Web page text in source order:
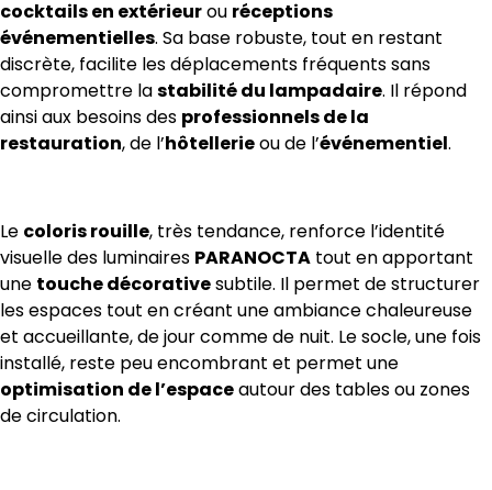
cocktails en extérieurou réceptions
événementielles. Sa base robuste, tout en restant
discrète, facilite les déplacements fréquents sans
compromettre lastabilité du lampadaire. Il répond
ainsi aux besoins des professionnels de la
restauration, de l’hôtellerieou de l’événementiel.
Le coloris rouille, très tendance, renforce l’identité
visuelle des luminaires PARANOCTA tout en apportant
une touche décorativesubtile. Il permet de structurer
les espaces tout en créant une ambiance chaleureuse
et accueillante, de jour comme de nuit. Le socle, une fois
installé, reste peu encombrant et permet une
optimisation de l’espaceautour des tables ou zones
de circulation.